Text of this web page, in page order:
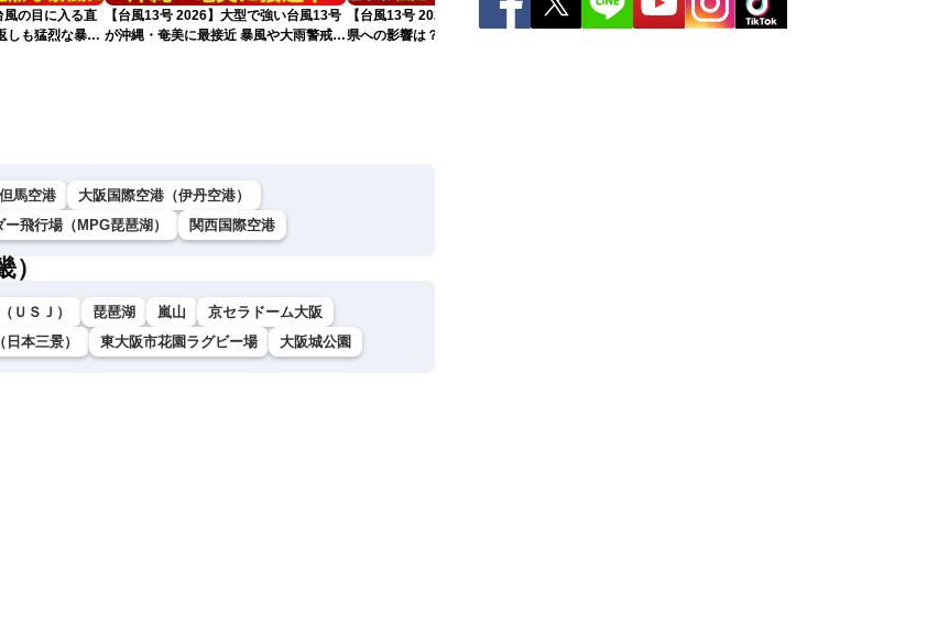
風の目に入る直
も猛烈な暴風
【台風13号 2026】大型で強い台風13号
が沖縄・奄美に最接近 暴風や大雨警戒
【台風13号 2026】台風13号による熊本
県への影響は？（7日9時更新）
【雨情報】西〜東日本太平洋側は台風の
馬空港
大阪国際空港（伊丹空港）
飛行場（MPG琵琶湖） 関西国際空港
ＵＳＪ） 琵琶湖 嵐山
京セラドーム大阪
本三景） 東大阪市花園ラグビー場 大阪城公園